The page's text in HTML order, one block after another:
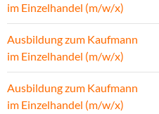
im Einzelhandel (m/w/x)
Ausbildung zum Kaufmann
im Einzelhandel (m/w/x)
Ausbildung zum Kaufmann
im Einzelhandel (m/w/x)